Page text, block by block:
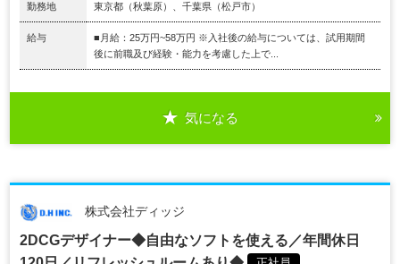
勤務地 東京都（秋葉原）、千葉県（松戸市）
給与
■月給：25万円~58万円 ※入社後の給与については、試用期間
後に前職及び経験・能力を考慮した上で...
気になる
株式会社ディッジ
2DCGデザイナー◆自由なソフトを使える／年間休日